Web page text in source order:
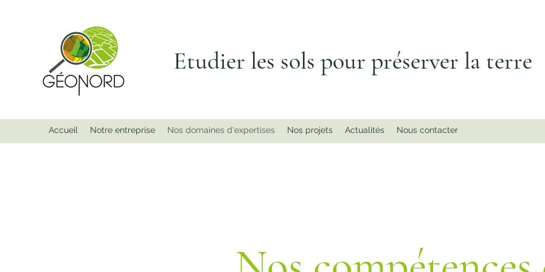
Etudier les sols pour préserver la terre
Accueil Notre entreprise Nos domaines d'expertises Nos projets Actualités Nous contacter